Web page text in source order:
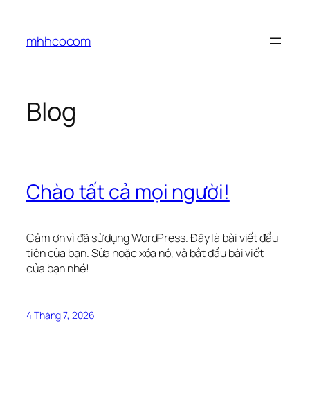
phầnmhhcocom
Blog
Chào tất cả mọi người!
Cảm ơn vì đã sử dụng WordPress. Đây là bài viết đầu
tiên của bạn. Sửa hoặc xóa nó, và bắt đầu bài viết
của bạn nhé!
4 Tháng 7, 2026